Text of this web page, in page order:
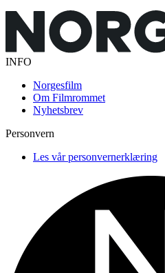
INFO
Norgesfilm
Om Filmrommet
Nyhetsbrev
Personvern
Les vår personvernerklæring